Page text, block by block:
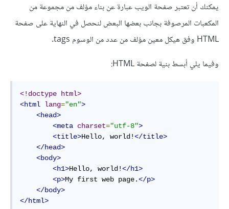
يمكنك أن تعتبر صفحة الويب عبارة عن بناء مؤلف من مجموعة من
المكعبات المرصوفة بجانب بعضها البعض لنحصل في النهاية على صفحة
HTML وفق هيكل معين مؤلف من عدد من الوسوم tags.
وفيما يلي أبسط بنية لصفحة HTML:
<!doctype html>
<html lang="en">
<head>
<meta charset="utf-8">
<title>Hello, world!</title>
</head>
<body>
<h1>Hello, world!</h1>
<p>My first web page.</p>
</body>
</html>